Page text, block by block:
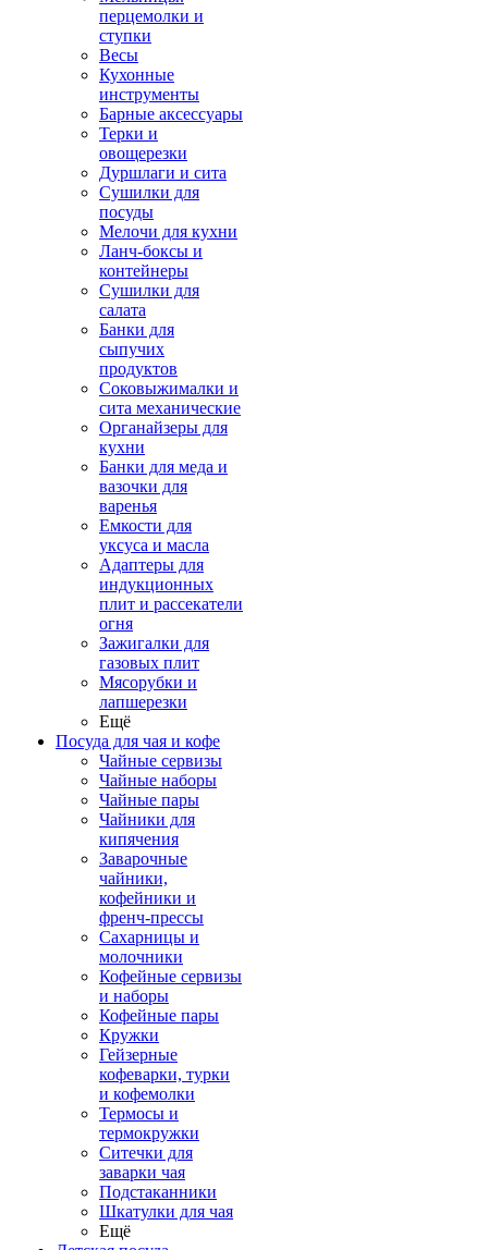
перцемолки и
ступки
Весы
Кухонные
инструменты
Барные аксессуары
Терки и
овощерезки
Дуршлаги и сита
Сушилки для
посуды
Мелочи для кухни
Ланч-боксы и
контейнеры
Сушилки для
салата
Банки для
сыпучих
продуктов
Соковыжималки и
сита механические
Органайзеры для
кухни
Банки для меда и
вазочки для
варенья
Емкости для
уксуса и масла
Адаптеры для
индукционных
плит и рассекатели
огня
Зажигалки для
газовых плит
Мясорубки и
лапшерезки
Ещё
Посуда для чая и кофе
Чайные сервизы
Чайные наборы
Чайные пары
Чайники для
кипячения
Заварочные
чайники,
кофейники и
френч-прессы
Сахарницы и
молочники
Кофейные сервизы
и наборы
Кофейные пары
Кружки
Гейзерные
кофеварки, турки
и кофемолки
Термосы и
термокружки
Ситечки для
заварки чая
Подстаканники
Шкатулки для чая
Ещё